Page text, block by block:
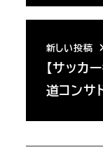
新しい投稿
【サッカ
道コンサ